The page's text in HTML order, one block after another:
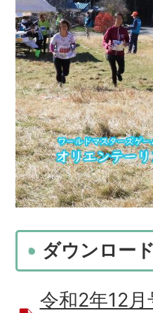
ダウンロード
令和2年12月